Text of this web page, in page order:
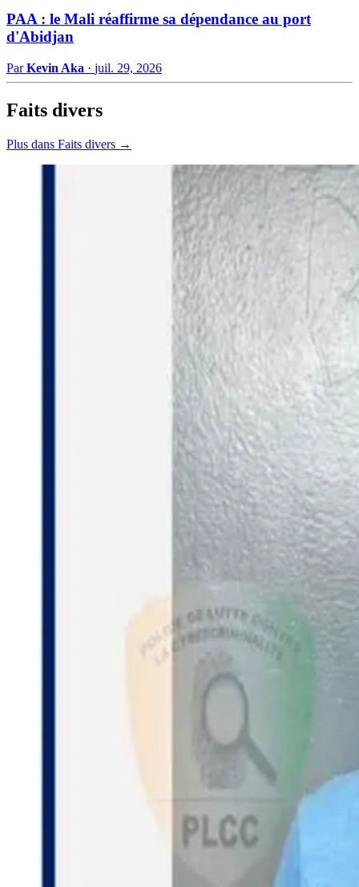
PAA : le Mali réaffirme sa dépendance au port
d'Abidjan
ParKevin Aka · juil. 29, 2026
Faits divers
Plus dans Faits divers →